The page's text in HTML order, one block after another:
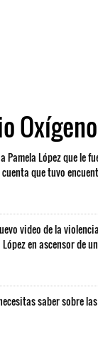
Oxígeno
Pamela López que le
que tuvo
video de la
en ascensor de un
saber sobre las